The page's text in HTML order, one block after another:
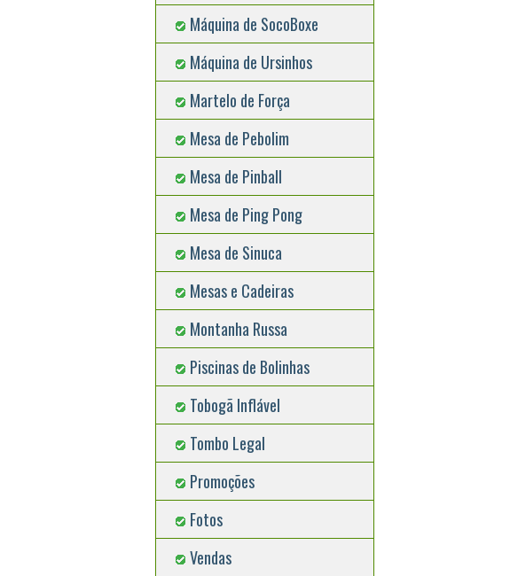
Máquina de SocoBoxe
Máquina de Ursinhos
Martelo de Força
Mesa de Pebolim
Mesa de Pinball
Mesa de Ping Pong
Mesa de Sinuca
Mesas e Cadeiras
Montanha Russa
Piscinas de Bolinhas
Tobogã Inflável
Tombo Legal
Promoções
Fotos
Vendas